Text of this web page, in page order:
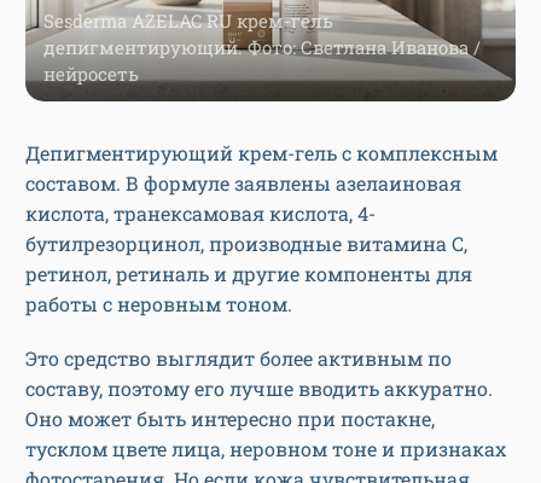
Sesderma AZELAC RU крем-гель
депигментирующий. Фото: Светлана Иванова /
нейросеть
Депигментирующий крем-гель с комплексным
составом. В формуле заявлены азелаиновая
кислота, транексамовая кислота, 4-
бутилрезорцинол, производные витамина C,
ретинол, ретиналь и другие компоненты для
работы с неровным тоном.
Это средство выглядит более активным по
составу, поэтому его лучше вводить аккуратно.
Оно может быть интересно при постакне,
тусклом цвете лица, неровном тоне и признаках